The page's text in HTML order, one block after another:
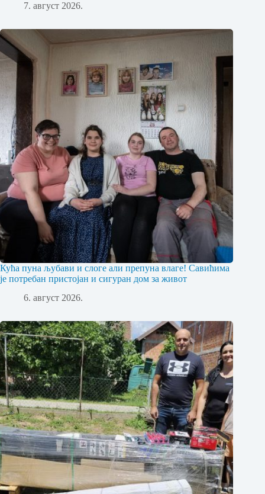
7. август 2026.
Кућа пуна љубави и слоге али препуна влаге! Савићима
је потребан пристојан и сигуран дом за живот
6. август 2026.